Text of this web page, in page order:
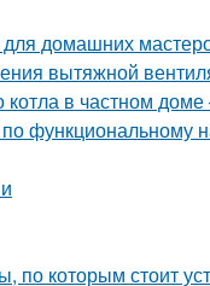
для домашних
вытяжной
котла в частном
функциональному
которым стоит